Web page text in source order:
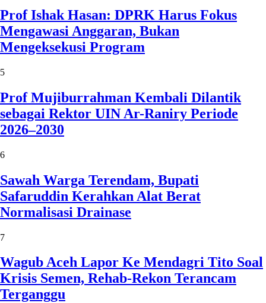
Prof Ishak Hasan: DPRK Harus Fokus
Mengawasi Anggaran, Bukan
Mengeksekusi Program
5
Prof Mujiburrahman Kembali Dilantik
sebagai Rektor UIN Ar-Raniry Periode
2026–2030
6
Sawah Warga Terendam, Bupati
Safaruddin Kerahkan Alat Berat
Normalisasi Drainase
7
Wagub Aceh Lapor Ke Mendagri Tito Soal
Krisis Semen, Rehab-Rekon Terancam
Terganggu